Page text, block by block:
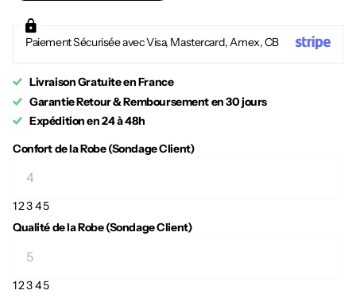
Paiement Sécurisée avec Visa, Mastercard, Amex, CB
Livraison Gratuite en France
Garantie Retour & Remboursement en 30 jours
Expédition en 24 à 48h
Confort de la Robe (Sondage Client)
12345
Qualité de la Robe (Sondage Client)
12345